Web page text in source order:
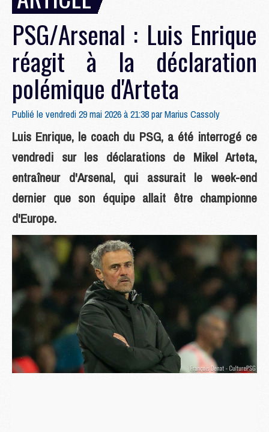
PSG/Arsenal : Luis Enrique
réagit à la déclaration
polémique d'Arteta
Publié le vendredi 29 mai 2026 à 21:38 parMarius Cassoly
Luis Enrique, le coach du PSG, a été interrogé ce
vendredi sur les déclarations de Mikel Arteta,
entraîneur d'Arsenal, qui assurait le week-end
dernier que son équipe allait être championne
d'Europe.